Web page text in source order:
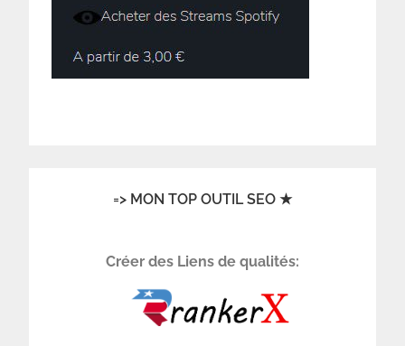
=> MON TOP OUTIL SEO ★
Créer des Liens de qualités: